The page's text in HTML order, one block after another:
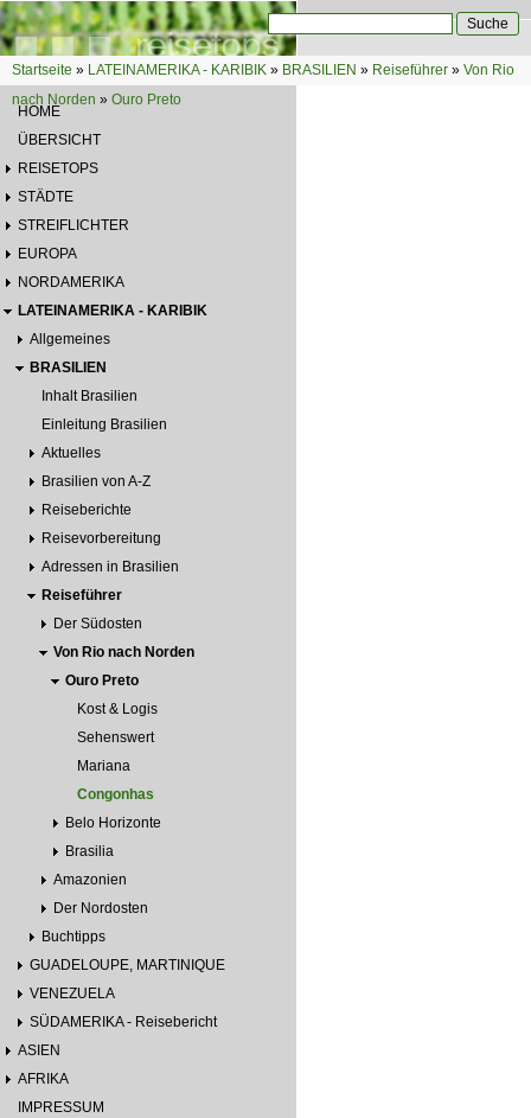
Direkt zum Inhalt
Suchformular
Sie sind hier
Startseite » LATEINAMERIKA - KARIBIK » BRASILIEN » Reiseführer » Von Rio
nach Norden » Ouro Preto
HOME
ÜBERSICHT
REISETOPS
STÄDTE
STREIFLICHTER
EUROPA
NORDAMERIKA
LATEINAMERIKA - KARIBIK
Allgemeines
BRASILIEN
Inhalt Brasilien
Einleitung Brasilien
Aktuelles
Brasilien von A-Z
Reiseberichte
Reisevorbereitung
Adressen in Brasilien
Reiseführer
Der Südosten
Von Rio nach Norden
Ouro Preto
Kost & Logis
Sehenswert
Mariana
Congonhas
Belo Horizonte
Brasilia
Amazonien
Der Nordosten
Buchtipps
GUADELOUPE, MARTINIQUE
VENEZUELA
SÜDAMERIKA - Reisebericht
ASIEN
AFRIKA
IMPRESSUM